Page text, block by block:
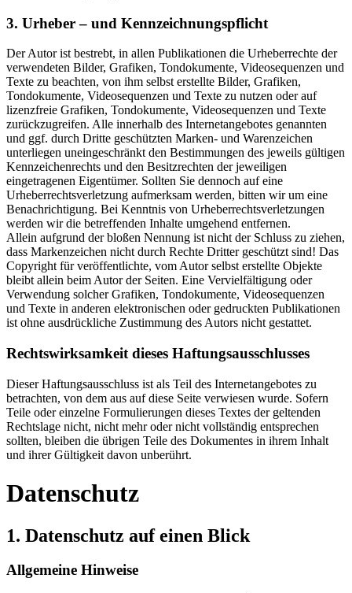
3. Urheber – und Kennzeichnungspflicht
Der Autor ist bestrebt, in allen Publikationen die Urheberrechte der
verwendeten Bilder, Grafiken, Tondokumente, Videosequenzen und
Texte zu beachten, von ihm selbst erstellte Bilder, Grafiken,
Tondokumente, Videosequenzen und Texte zu nutzen oder auf
lizenzfreie Grafiken, Tondokumente, Videosequenzen und Texte
zurückzugreifen. Alle innerhalb des Internetangebotes genannten
und ggf. durch Dritte geschützten Marken- und Warenzeichen
unterliegen uneingeschränkt den Bestimmungen des jeweils gültigen
Kennzeichenrechts und den Besitzrechten der jeweiligen
eingetragenen Eigentümer. Sollten Sie dennoch auf eine
Urheberrechtsverletzung aufmerksam werden, bitten wir um eine
Benachrichtigung. Bei Kenntnis von Urheberrechtsverletzungen
werden wir die betreffenden Inhalte umgehend entfernen.
Allein aufgrund der bloßen Nennung ist nicht der Schluss zu ziehen,
dass Markenzeichen nicht durch Rechte Dritter geschützt sind! Das
Copyright für veröffentlichte, vom Autor selbst erstellte Objekte
bleibt allein beim Autor der Seiten. Eine Vervielfältigung oder
Verwendung solcher Grafiken, Tondokumente, Videosequenzen
und Texte in anderen elektronischen oder gedruckten Publikationen
ist ohne ausdrückliche Zustimmung des Autors nicht gestattet.
Rechtswirksamkeit dieses Haftungsausschlusses
Dieser Haftungsausschluss ist als Teil des Internetangebotes zu
betrachten, von dem aus auf diese Seite verwiesen wurde. Sofern
Teile oder einzelne Formulierungen dieses Textes der geltenden
Rechtslage nicht, nicht mehr oder nicht vollständig entsprechen
sollten, bleiben die übrigen Teile des Dokumentes in ihrem Inhalt
und ihrer Gültigkeit davon unberührt.
Datenschutz
1. Datenschutz auf einen Blick
Allgemeine Hinweise